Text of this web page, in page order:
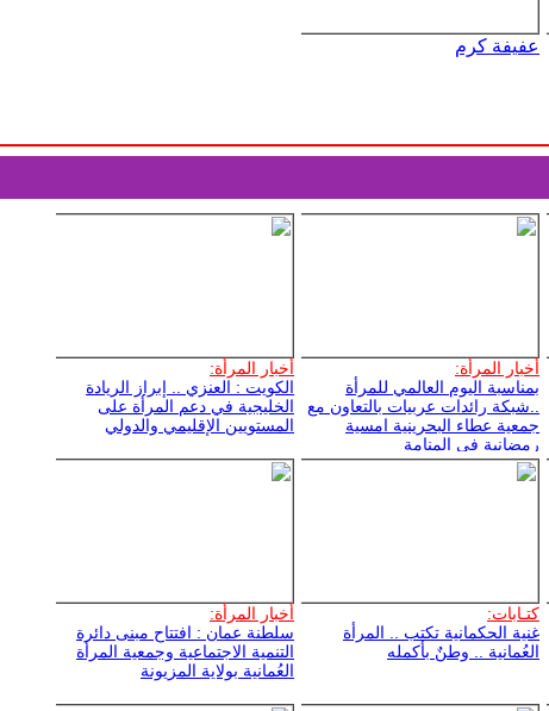
عفيفة كرم
أخبار المرأة:
بمناسبة اليوم العالمي للمرأة
..شبكة رائدات عربيات بالتعاون مع
جمعية عطاء البحرينية امسية
رمضانية في المنامة
أخبار المرأة:
الكويت : العنزي .. إبراز الريادة
الخليجية في دعم المرأة على
المستويين الإقليمي والدولي
كتـابات:
غنية الحكمانية تكتب .. المرأة
العُمانية .. وطنٌ بأكمله
أخبار المرأة:
سلطنة عمان : افتتاح مبنى دائرة
التنمية الاجتماعية وجمعية المرأة
العُمانية بولاية المزيونة